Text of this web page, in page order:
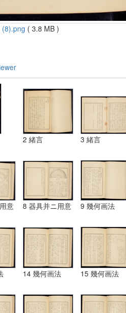
(8).png ( 3.8 MB )
2 緒言 3 緒言
意 8 器具并ニ用意 9 幾何画法
14 幾何画法 15 幾何画法